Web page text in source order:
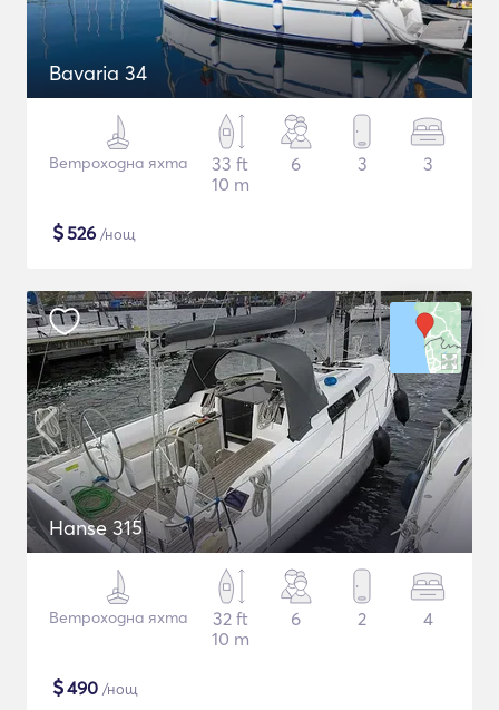
Bavaria 34
Ветроходна яхта
33 ft
10 m
6 3 3
$526 /нощ
Hanse 315
Ветроходна яхта
32 ft
10 m
6 2 4
$490 /нощ